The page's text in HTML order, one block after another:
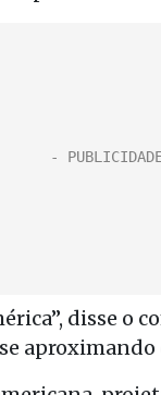
disse o
aproximando